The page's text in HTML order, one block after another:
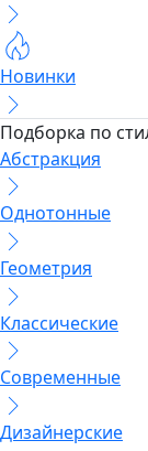
Новинки
Подборка по
Абстракция
Однотонные
Геометрия
Классические
Современные
Дизайнерские